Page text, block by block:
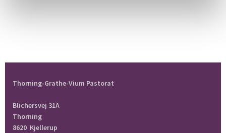
Thorning-Grathe-Vium Pastorat
Blichersvej 31A
Thorning
8620 Kjellerup